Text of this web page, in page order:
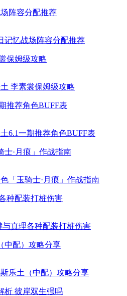
阵容分配推荐
保姆级攻略
推荐角色BUFF表
士·月痕」作战指南
种配装打桩伤害
中配）攻略分享
析 彼岸双生强吗